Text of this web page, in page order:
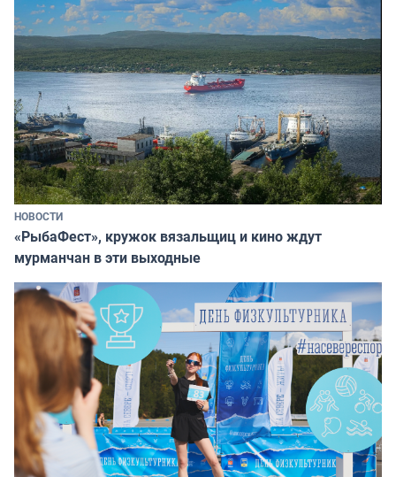
НОВОСТИ
«РыбаФест», кружок вязальщиц и кино ждут
мурманчан в эти выходные